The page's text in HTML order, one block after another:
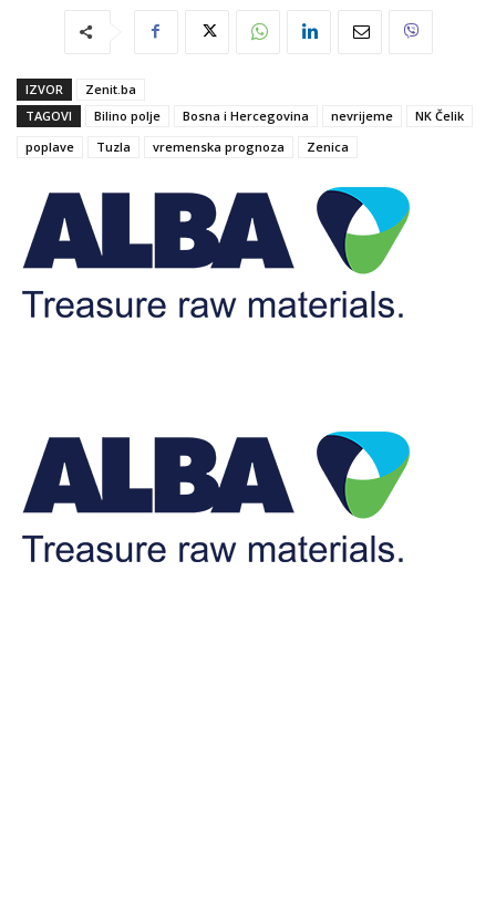
IZVOR
Zenit.ba
TAGOVI
Bilino polje Bosna i Hercegovina nevrijeme
NK Čelik
poplave
Tuzla vremenska prognoza Zenica